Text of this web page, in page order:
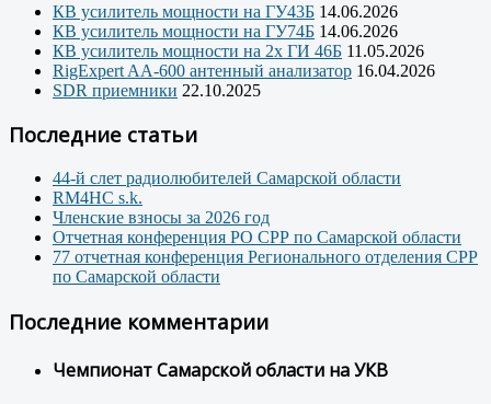
КВ усилитель мощности на ГУ43Б 14.06.2026
КВ усилитель мощности на ГУ74Б 14.06.2026
КВ усилитель мощности на 2х ГИ 46Б 11.05.2026
RigExpert AA-600 антенный анализатор 16.04.2026
SDR приемники 22.10.2025
Последние статьи
44-й слет радиолюбителей Самарской области
RM4HC s.k.
Членские взносы за 2026 год
Отчетная конференция РО СРР по Самарской области
77 отчетная конференция Регионального отделения СРР
по Самарской области
Последние комментарии
Чемпионат Самарской области на УКВ